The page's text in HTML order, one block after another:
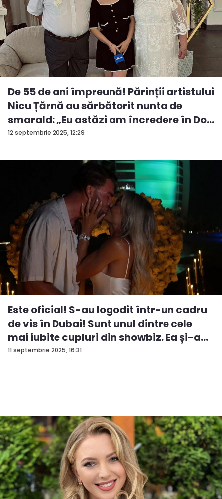
12 septembrie 2025, 12:29
De 55 de ani împreună! Părinții artistului
Nicu Țărnă au sărbătorit nunta de
smarald: „Eu astăzi am încredere în Do...
11 septembrie 2025, 16:31
Este oficial! S-au logodit într-un cadru
de vis în Dubai! Sunt unul dintre cele
mai iubite cupluri din showbiz. Ea și-a
e...